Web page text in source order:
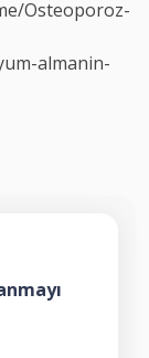
Osteoporoz-
almanin-